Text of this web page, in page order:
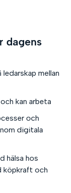
dagens
mellan
kan arbeta
och
digitala
hälsa hos
köpkraft och